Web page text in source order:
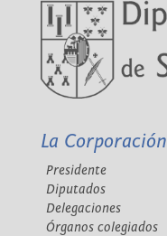
La Corporación
Presidente
Diputados
Delegaciones
Órganos colegiados